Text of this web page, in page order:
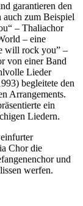
garantieren den
auch zum Beispiel
– Thaliachor
– eine
will rock you” –
von einer Band
Lieder
begleitete den
Arrangements.
ein
Liedern.
Chor die
und
werfen.